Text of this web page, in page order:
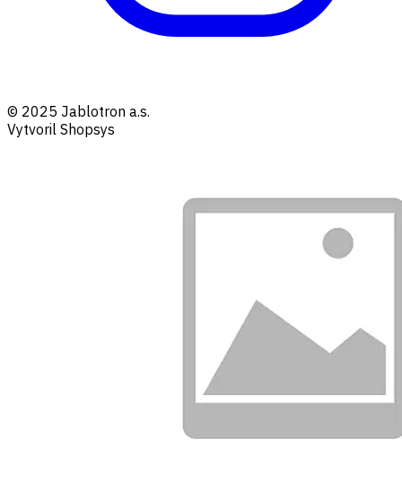
© 2025 Jablotron a.s.
Vytvoril Shopsys